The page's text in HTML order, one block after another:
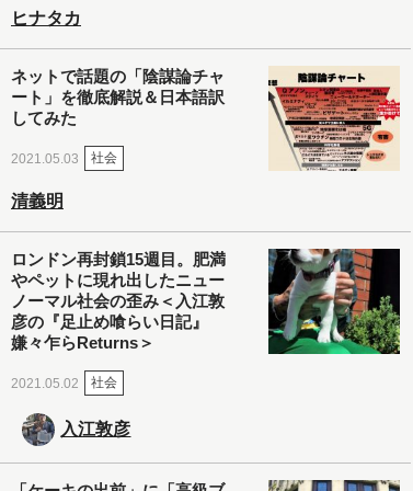
ヒナタカ
ネットで話題の「陰謀論チャ
ート」を徹底解説＆日本語訳
してみた
2021.05.03 社会
清義明
ロンドン再封鎖15週目。肥満
やペットに現れ出したニュー
ノーマル社会の歪み＜入江敦
彦の『足止め喰らい日記』
嫌々乍らReturns＞
2021.05.02 社会
入江敦彦